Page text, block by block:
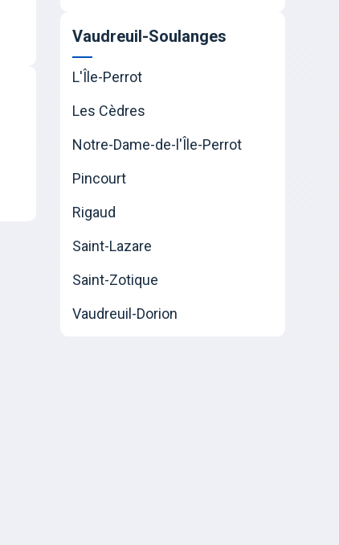
Vaudreuil-Soulanges
L'Île-Perrot
Les Cèdres
Notre-Dame-de-l'Île-Perrot
Pincourt
Rigaud
Saint-Lazare
Saint-Zotique
Vaudreuil-Dorion